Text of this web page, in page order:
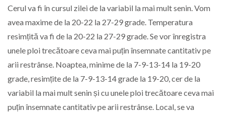
Cerul va fi în cursul zilei de la variabil la mai mult senin. Vom
avea maxime de la 20-22 la 27-29 grade. Temperatura
resimțită va fi de la 20-22 la 27-29 grade. Se vor înregistra
unele ploi trecătoare ceva mai puțin însemnate cantitativ pe
arii restrânse. Noaptea, minime de la 7-9-13-14 la 19-20
grade, resimțite de la 7-9-13-14 grade la 19-20, cer de la
variabil la mai mult senin și cu unele ploi trecătoare ceva mai
puțin însemnate cantitativ pe arii restrânse. Local, se va